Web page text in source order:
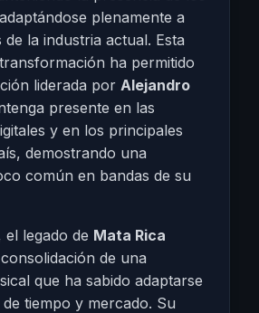
plenamente a
de la industria actual. Esta
ha permitido
liderada por Alejandro
presente en las
y en los principales
demostrando una
común en bandas de su
legado de Mata Rica
de una
que ha sabido adaptarse
tiempo y mercado. Su